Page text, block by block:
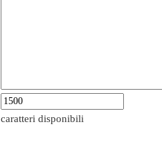
caratteri disponibili